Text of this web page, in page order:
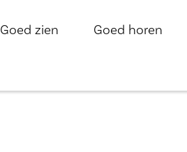
Goed zien Goed horen